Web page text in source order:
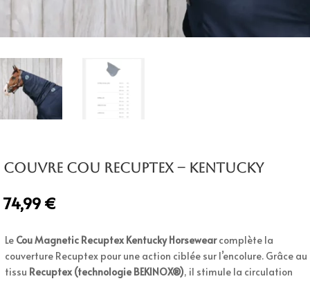
Couvre cou Recuptex – Kentucky
74,99€
Le Cou Magnetic Recuptex Kentucky Horsewearcomplète la
couverture Recuptex pour une action ciblée sur l’encolure. Grâce au
tissu Recuptex (technologie BEKINOX®), il stimule la circulation